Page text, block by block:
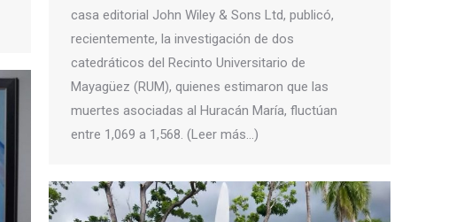
casa editorial John Wiley & Sons Ltd, publicó,
recientemente, la investigación de dos
catedráticos del Recinto Universitario de
Mayagüez (RUM), quienes estimaron que las
muertes asociadas al Huracán María, fluctúan
entre 1,069 a 1,568. (Leer más…)